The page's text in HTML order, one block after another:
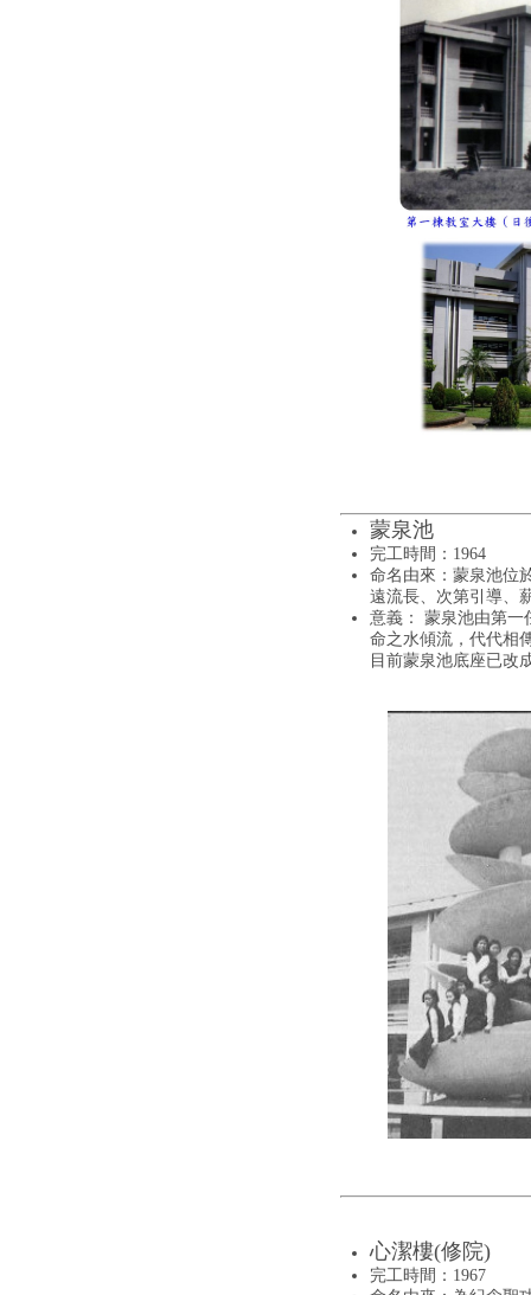
蒙泉池
完工時間：1964
命名由來：蒙泉池位
遠流長、次第引導、
意義： 蒙泉池由第一
命之水傾流，代代相
目前蒙泉池底座已改
心潔樓(修院)
完工時間：1967